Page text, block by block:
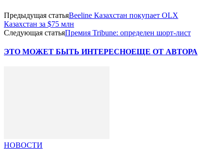
Предыдущая статьяBeeline Казахстан покупает OLX
Казахстан за $75 млн
Следующая статьяПремия Tribune: определен шорт-лист
ЭТО МОЖЕТ БЫТЬ ИНТЕРЕСНОЕЩЕ ОТ АВТОРА
НОВОСТИ